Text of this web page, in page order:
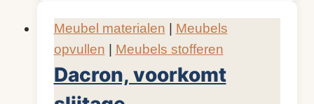
welke?
Meubel materialen
Meubels
opvullen
Meubels stofferen
Dacron, voorkomt